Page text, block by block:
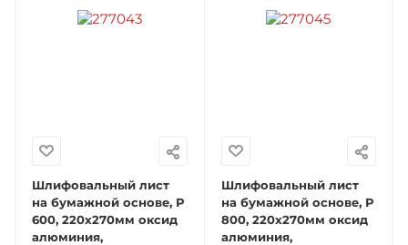
Шлифовальный лист
на бумажной основе, Р
600, 220х270мм оксид
алюминия,
Шлифовальный лист
на бумажной основе, Р
800, 220х270мм оксид
алюминия,